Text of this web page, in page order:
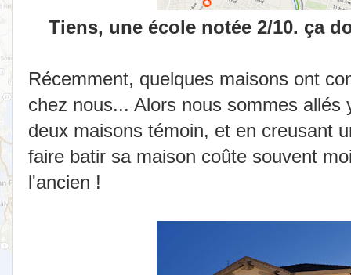
Tiens, une école notée 2/10. ça
Récemment, quelques maisons ont
chez nous... Alors nous sommes
deux maisons témoin, et en creusant
faire batir sa maison coûte souvent
l'ancien !